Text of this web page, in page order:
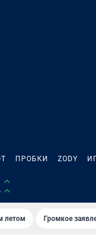
ПРОБКИ ZODY
летом Громкое